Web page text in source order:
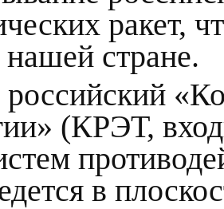
ракет,
стране.
(КРЭТ,
в